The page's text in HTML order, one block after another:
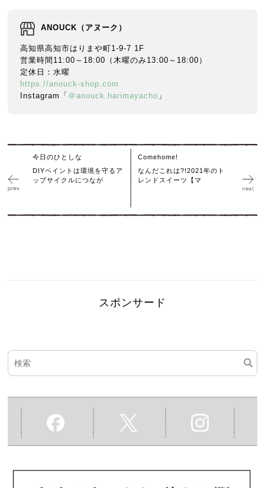
ANOUCK（アヌーク）
高知県高知市はりまや町1-9-7 1F
営業時間11:00～18:00（木曜のみ13:00～18:00）
定休日：水曜
https://anouck-shop.com
Instagram「 ＠anouck.harimayacho 」
今日のひとしな
DIYペイントは環境を守るア
ップサイクルにつなが
Comehome!
なんだこれは?!2021年のト
レンドスイーツ【マ
スポンサード